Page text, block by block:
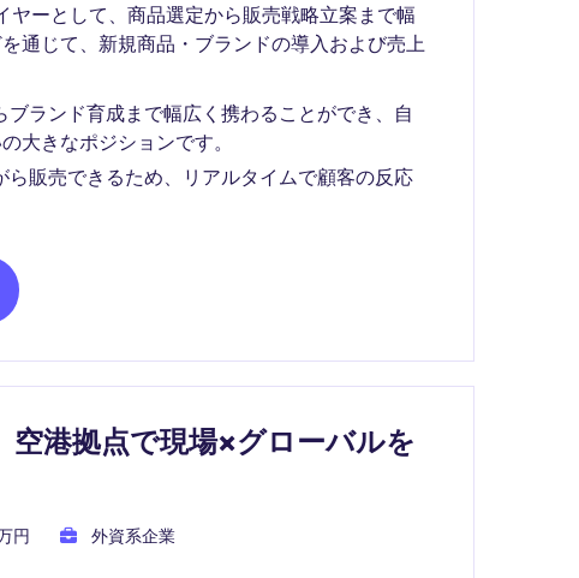
ーとして、商品選定から販売戦略立案まで幅
通じて、新規商品・ブランドの導入および売上
ランド育成まで幅広く携わることができ、自
大きなポジションです。
販売できるため、リアルタイムで顧客の反応
空港拠点で現場×グローバルを
円
外資系企業